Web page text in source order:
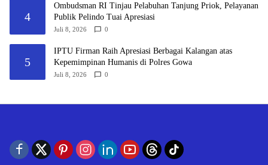
4
Ombudsman RI Tinjau Pelabuhan Tanjung Priok, Pelayanan
Publik Pelindo Tuai Apresiasi
Juli 8, 2026 0
5
IPTU Firman Raih Apresiasi Berbagai Kalangan atas
Kepemimpinan Humanis di Polres Gowa
Juli 8, 2026 0